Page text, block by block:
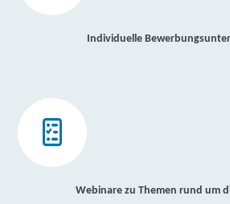
Individuelle
Webinare zu Themen rund um